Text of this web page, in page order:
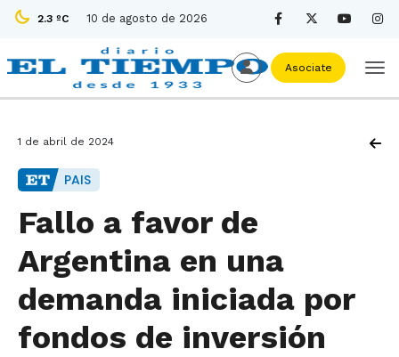
2.3 ºC 10 de agosto de 2026
Asociate
1 de abril de 2024
PAIS
Fallo a favor de
Argentina en una
demanda iniciada por
fondos de inversión